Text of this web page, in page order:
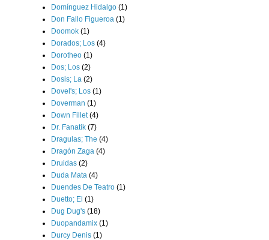
Domínguez Hidalgo (1)
Don Fallo Figueroa (1)
Doomok (1)
Dorados; Los (4)
Dorotheo (1)
Dos; Los (2)
Dosis; La (2)
Dovel's; Los (1)
Doverman (1)
Down Fillet (4)
Dr. Fanatik (7)
Dragulas; The (4)
Dragón Zaga (4)
Druidas (2)
Duda Mata (4)
Duendes De Teatro (1)
Duetto; El (1)
Dug Dug's (18)
Duopandamix (1)
Durcy Denis (1)